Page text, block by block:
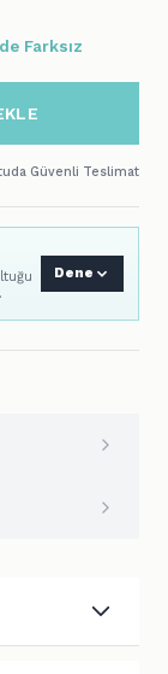
Farksız
Güvenli Teslimat
Dene